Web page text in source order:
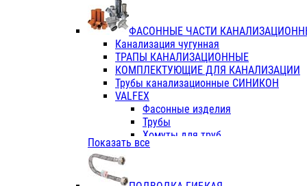
Фитинги с металл. серые
Фитинги ПП (серые)
Фитинги ПП белые
Краны
Фитинги ПП (белые)
Фитинги ПП с металлом белые
ПК КОНТУР
Краны полипропиленовые
Трубы полипропиленивые
TK
VALFEX
ФАСОННЫЕ ЧАСТИ
Канализация чугунная
ТРАПЫ КАНАЛИЗАЦИОННЫЕ
КОМПЛЕКТУЮЩИЕ ДЛЯ КАНАЛИЗАЦИИ
Трубы канализационные СИНИКОН
VALFEX
Фасонные изделия
Трубы
Хомуты для труб
ПВХ (стройполимер)
Показать все